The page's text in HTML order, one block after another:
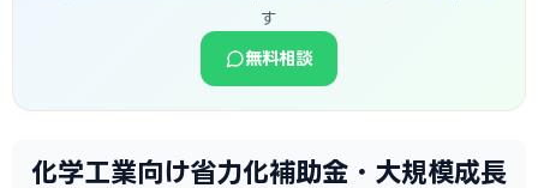
す
無料相談
化学工業向け省力化補助金・大規模成長